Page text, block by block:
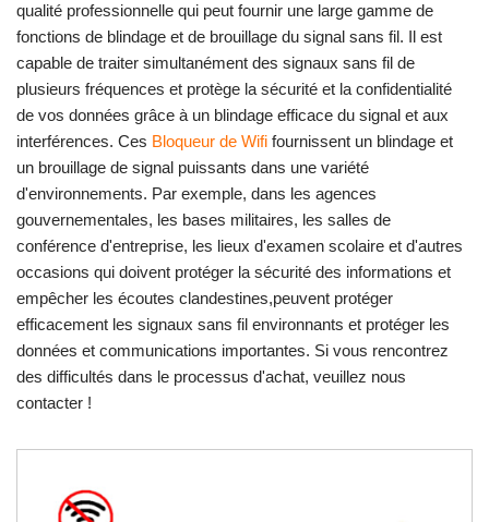
qualité professionnelle qui peut fournir une large gamme de
fonctions de blindage et de brouillage du signal sans fil. Il est
capable de traiter simultanément des signaux sans fil de
plusieurs fréquences et protège la sécurité et la confidentialité
de vos données grâce à un blindage efficace du signal et aux
interférences. Ces Bloqueur de Wifi fournissent un blindage et
un brouillage de signal puissants dans une variété
d'environnements. Par exemple, dans les agences
gouvernementales, les bases militaires, les salles de
conférence d'entreprise, les lieux d'examen scolaire et d'autres
occasions qui doivent protéger la sécurité des informations et
empêcher les écoutes clandestines,peuvent protéger
efficacement les signaux sans fil environnants et protéger les
données et communications importantes. Si vous rencontrez
des difficultés dans le processus d'achat, veuillez nous
contacter !